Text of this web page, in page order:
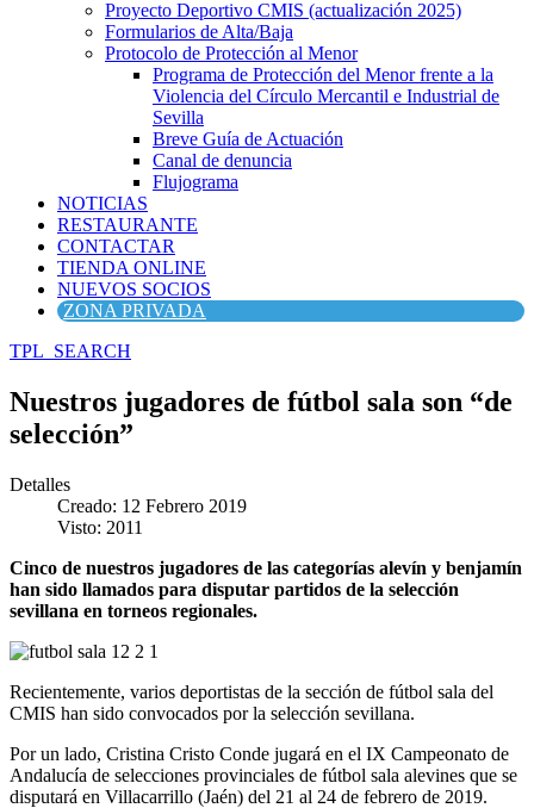
Proyecto Deportivo CMIS (actualización 2025)
Formularios de Alta/Baja
Protocolo de Protección al Menor
Programa de Protección del Menor frente a la
Violencia del Círculo Mercantil e Industrial de
Sevilla
Breve Guía de Actuación
Canal de denuncia
Flujograma
NOTICIAS
RESTAURANTE
CONTACTAR
TIENDA ONLINE
NUEVOS SOCIOS
ZONA PRIVADA
TPL_SEARCH
Nuestros jugadores de fútbol sala son “de
selección”
Detalles
Creado: 12 Febrero 2019
Visto: 2011
Cinco de nuestros jugadores de las categorías alevín y benjamín
han sido llamados para disputar partidos de la selección
sevillana en torneos regionales.
Recientemente, varios deportistas de la sección de fútbol sala del
CMIS han sido convocados por la selección sevillana.
Por un lado, Cristina Cristo Conde jugará en el IX Campeonato de
Andalucía de selecciones provinciales de fútbol sala alevines que se
disputará en Villacarrillo (Jaén) del 21 al 24 de febrero de 2019.